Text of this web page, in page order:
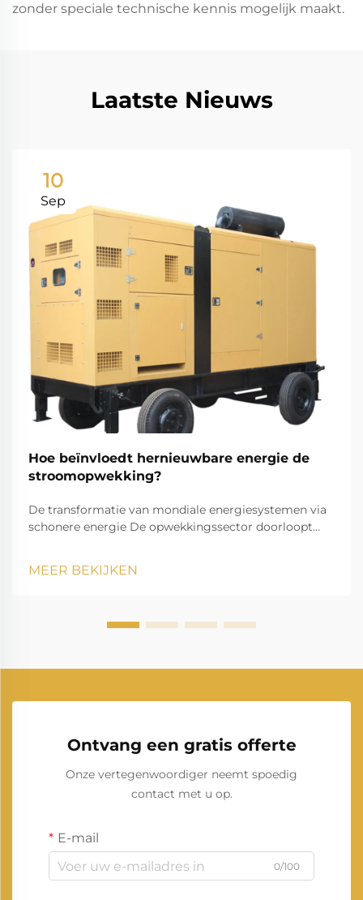
zonder speciale technische kennis mogelijk maakt.
Laatste Nieuws
10
Sep
Hoe beïnvloedt hernieuwbare energie de
stroomopwekking?
De transformatie van mondiale energiesystemen via
schonere energie De opwekkingssector doorloopt
elektriciteit opwekken en verbruiken verandert. Deze
MEER BEKIJKEN
Ontvang een gratis offerte
Onze vertegenwoordiger neemt spoedig
contact met u op.
E-mail
0/100